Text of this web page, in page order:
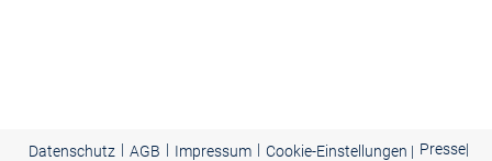
Datenschutz | AGB | Impressum | Cookie-Einstellungen | Presse|